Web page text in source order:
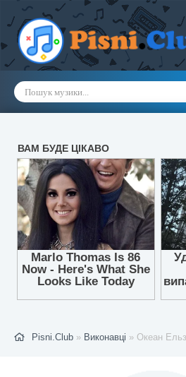
Pisni.Club » Виконавці » Океан